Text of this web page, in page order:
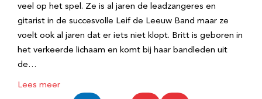
veel op het spel. Ze is al jaren de leadzangeres en
gitarist in de succesvolle Leif de Leeuw Band maar ze
voelt ook al jaren dat er iets niet klopt. Britt is geboren in
het verkeerde lichaam en komt bij haar bandleden uit
de…
Lees meer